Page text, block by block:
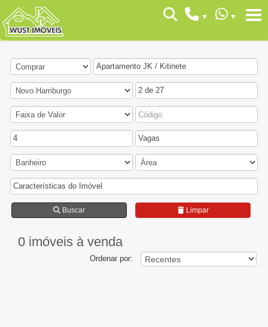
Apartamento JK / Kitinete
2 de 27
4 Vagas
Características do Imóvel
Buscar Limpar
0 imóveis à venda
Ordenar por: